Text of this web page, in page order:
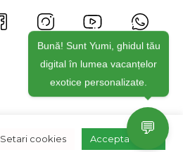
Setari cookies Accepta toate
💬
Bună! Sunt Yumi, ghidul tău
digital în lumea vacanțelor
exotice personalizate.